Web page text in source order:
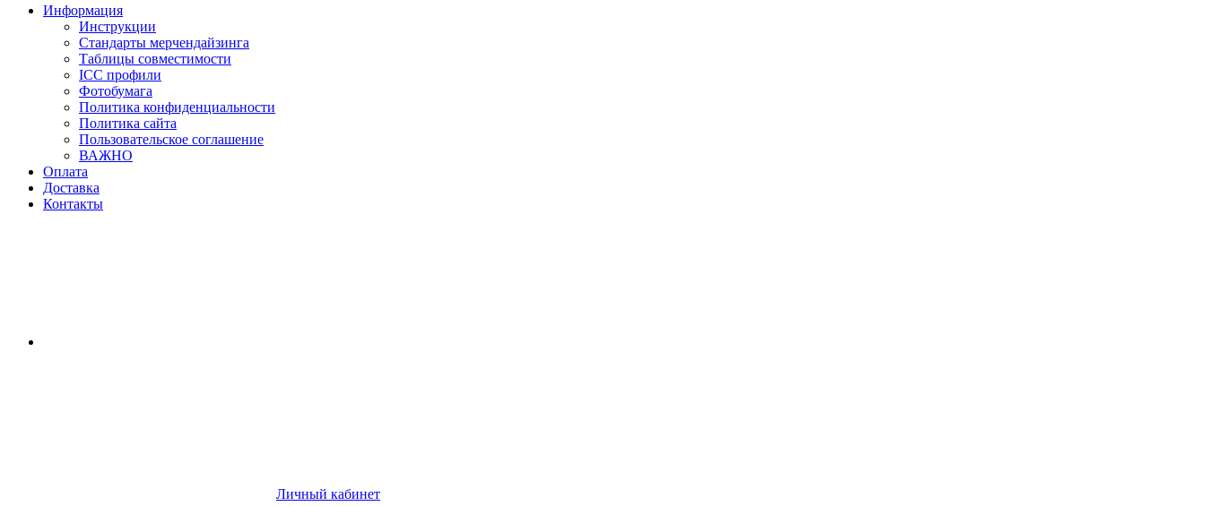
Информация
Инструкции
Стандарты мерчендайзинга
Таблицы совместимости
ICC профили
Фотобумага
Политика конфиденциальности
Политика сайта
Пользовательское соглашение
ВАЖНО
Оплата
Доставка
Контакты
Личный кабинет